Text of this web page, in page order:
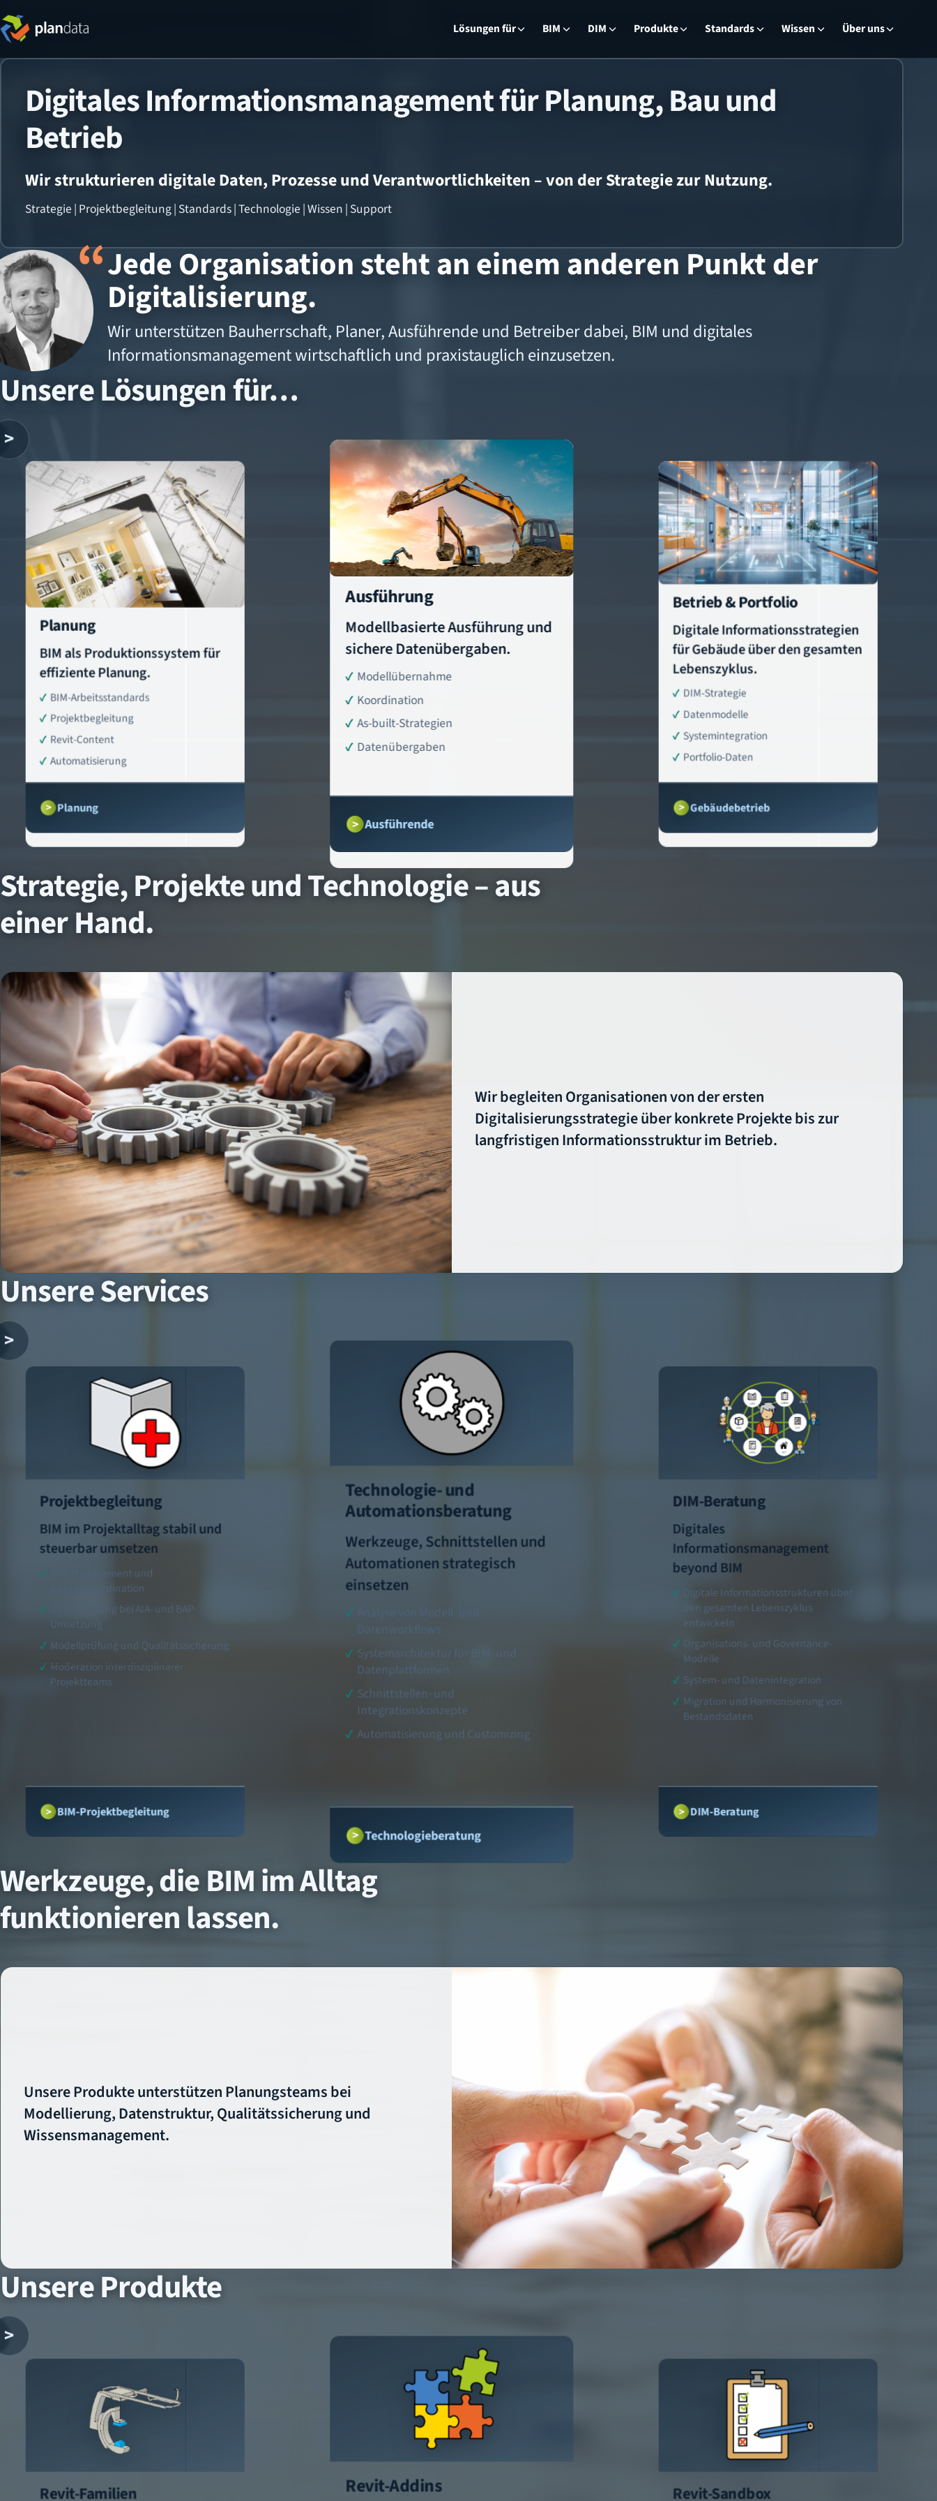
Lösungen für BIM DIM Produkte Standards Wissen Über uns
Digitales Informationsmanagement für Planung, Bau und
Betrieb
Wir strukturieren digitale Daten, Prozesse und Verantwortlichkeiten – von der Strategie zur Nutzung.
Strategie | Projektbegleitung | Standards | Technologie | Wissen | Support
Jede Organisation steht an einem anderen Punkt der
Digitalisierung.
Wir unterstützen Bauherrschaft, Planer, Ausführende und Betreiber dabei, BIM und digitales
Informationsmanagement wirtschaftlich und praxistauglich einzusetzen.
Unsere Lösungen für…
>
Planung
BIM als Produktionssystem für
effiziente Planung.
BIM-Arbeitsstandards
Projektbegleitung
Revit-Content
Automatisierung
Planung
Ausführung
Modellbasierte Ausführung und
sichere Datenübergaben.
Modellübernahme
Koordination
As-built-Strategien
Datenübergaben
Ausführende
Betrieb & Portfolio
Digitale Informationsstrategien
für Gebäude über den gesamten
Lebenszyklus.
DIM-Strategie
Datenmodelle
Systemintegration
Portfolio-Daten
Gebäudebetrieb
Strategie, Projekte und Technologie – aus
einer Hand.
Wir begleiten Organisationen von der ersten
Digitalisierungsstrategie über konkrete Projekte bis zur
langfristigen Informationsstruktur im Betrieb.
Unsere Services
>
Projektbegleitung
BIM im Projektalltag stabil und
steuerbar umsetzen
BIM-Management und
Gesamtkoordination
Unterstützung bei AIA- und BAP-
Umsetzung
Modellprüfung und Qualitätssicherung
Moderation interdisziplinärer
Projektteams
BIM-Projektbegleitung
Technologie- und
Automationsberatung
Werkzeuge, Schnittstellen und
Automationen strategisch
einsetzen
Analyse von Modell- und
Datenworkflows
Systemarchitektur für BIM- und
Datenplattformen
Schnittstellen- und
Integrationskonzepte
Automatisierung und Customizing
Technologieberatung
DIM-Beratung
Digitales
Informationsmanagement
beyond BIM
Digitale Informationsstrukturen über
den gesamten Lebenszyklus
entwickeln
Organisations- und Governance-
Modelle
System- und Datenintegration
Migration und Harmonisierung von
Bestandsdaten
DIM-Beratung
Werkzeuge, die BIM im Alltag
funktionieren lassen.
Unsere Produkte unterstützen Planungsteams bei
Modellierung, Datenstruktur, Qualitätssicherung und
Wissensmanagement.
Unsere Produkte
>
Revit-Familien Revit-Addins Revit-Sandbox